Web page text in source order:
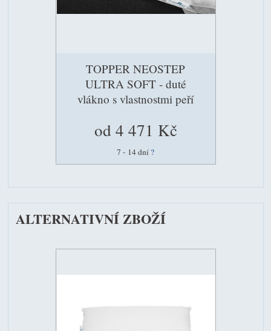
TOPPER NEOSTEP
ULTRA SOFT - duté
vlákno s vlastnostmi peří
od 4 471 Kč
7 - 14 dní ?
ALTERNATIVNÍ ZBOŽÍ